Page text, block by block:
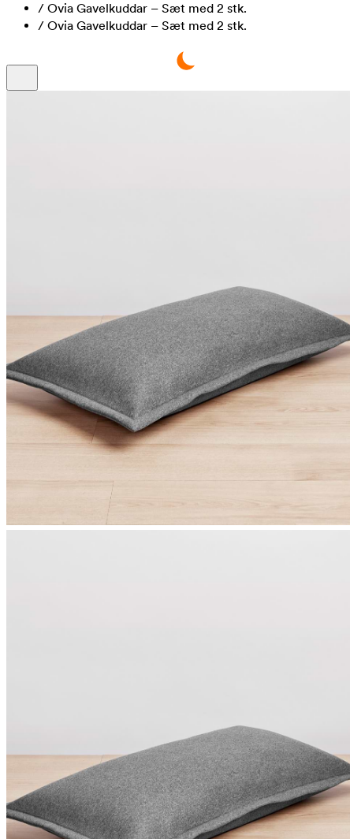
/ Ovia Gavelkuddar – Sæt med 2 stk.
/ Ovia Gavelkuddar – Sæt med 2 stk.